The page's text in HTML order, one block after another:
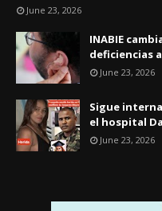
June 23, 2026
INABIE
deficiencias
June 23, 2026
Sigue
el hospital
June 23, 2026